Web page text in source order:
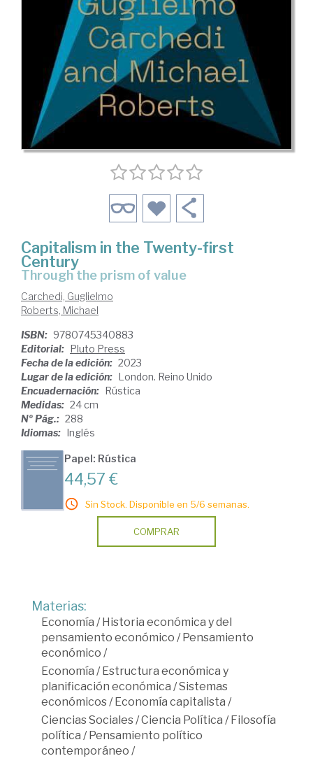
Capitalism in the Twenty-first
Century
through the prism of value
Carchedi, Guglielmo
Roberts, Michael
ISBN: 9780745340883
Editorial: Pluto Press
Fecha de la edición: 2023
Lugar de la edición: London. Reino Unido
Encuadernación: Rústica
Medidas: 24 cm
Nº Pág.: 288
Idiomas: Inglés
Papel: Rústica
44,57 €
Sin Stock. Disponible en 5/6 semanas.
COMPRAR
Materias:
Economía /Historia económica y del
pensamiento económico /Pensamiento
económico /
Economía /Estructura económica y
planificación económica /Sistemas
económicos/Economía capitalista /
Ciencias Sociales/Ciencia Política /Filosofía
política /Pensamiento político
contemporáneo /